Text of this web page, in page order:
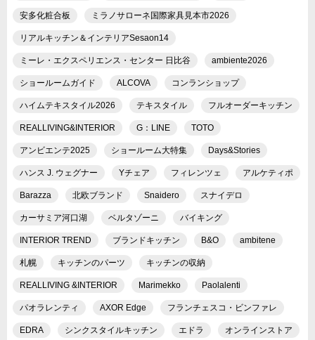
安多化粧合板 ミラノサローネ国際家具見本市2026
リアルキッチン＆インテリアSesaon14
ミーレ・エクスペリエンス・センター 日比谷 ambiente2026
ショールームガイド ALCOVA コンランショップ
ハイムテキスタイル2026 テキスタイル フルオーダーキッチン
REALLIVING&INTERIOR G：LINE TOTO
アンビエンテ2025 ショールーム大特集 Days&Stories
ハンス J. ウェグナー Yチェア フィレンツェ アルケティポ
Barazza 北欧ブランド Snaidero スナイデロ
カーサミア河口湖 ベルタゾーニ バイキング
INTERIOR TREND ブランドキッチン B&O ambitene
札幌 キッチンのパーツ キッチンの収納
REALLIVING &INTERIOR Marimekko Paolalenti
パオラレンティ AXOR Edge フランチェスコ・ビンファレ
EDRA シンクスタイルキッチン エドラ オンラインストア